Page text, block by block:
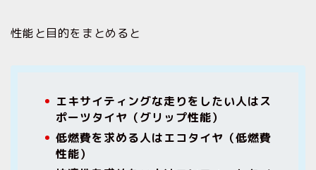
性能と目的をまとめると
エキサイティングな走りをしたい人はス
ポーツタイヤ（グリップ性能）
低燃費を求める人はエコタイヤ（低燃費
性能）